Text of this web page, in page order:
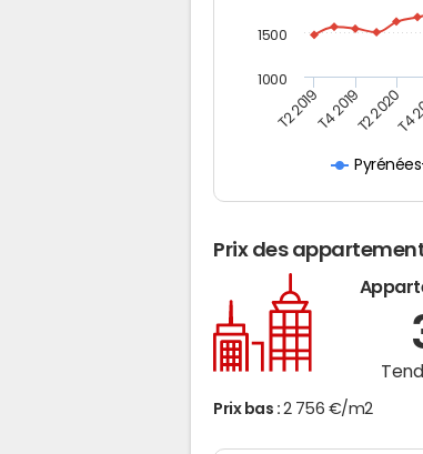
T2 2019T4 2019T2 2020T4
1000
1500
Prix des
Prix bas : 2 756 €/m2